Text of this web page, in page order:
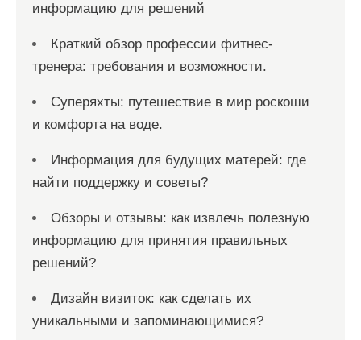
информацию для решений
Краткий обзор профессии фитнес-
тренера: требования и возможности.
Суперяхты: путешествие в мир роскоши
и комфорта на воде.
Информация для будущих матерей: где
найти поддержку и советы?
Обзоры и отзывы: как извлечь полезную
информацию для принятия правильных
решений?
Дизайн визиток: как сделать их
уникальными и запоминающимися?